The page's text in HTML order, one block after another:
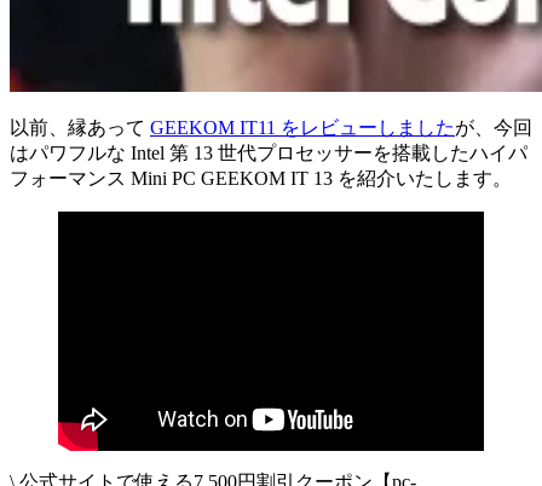
以前、縁あって GEEKOM IT11 をレビューしましたが、今回
はパワフルな Intel 第 13 世代プロセッサーを搭載したハイパ
フォーマンス Mini PC GEEKOM IT 13 を紹介いたします。
\ 公式サイトで使える7,500円割引クーポン【pc-